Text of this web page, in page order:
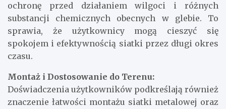
ochronę przed działaniem wilgoci i różnych
substancji chemicznych obecnych w glebie. To
sprawia, że użytkownicy mogą cieszyć się
spokojem i efektywnością siatki przez długi okres
czasu.
Montaż i Dostosowanie do Terenu:
Doświadczenia użytkowników podkreślają również
znaczenie łatwości montażu siatki metalowej oraz